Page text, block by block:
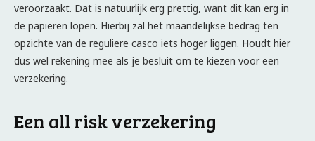
veroorzaakt. Dat is natuurlijk erg prettig, want dit kan erg in
de papieren lopen. Hierbij zal het maandelijkse bedrag ten
opzichte van de reguliere casco iets hoger liggen. Houdt hier
dus wel rekening mee als je besluit om te kiezen voor een
verzekering.
Een all risk verzekering